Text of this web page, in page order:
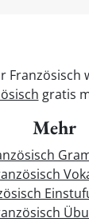
Französisch
gratis
Mehr